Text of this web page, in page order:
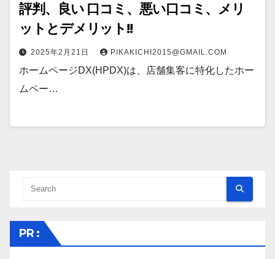
評判、良い 口コミ、悪い口コミ、メリ
ットとデメリット!!
2025年2月21日 PIKAKICHI2015@GMAIL.COM
ホームページDX(HPDX)は、店舗集客に特化したホー
ムペー…
PR :